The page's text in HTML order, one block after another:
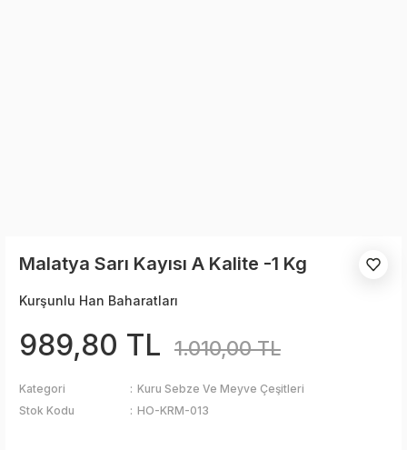
Malatya Sarı Kayısı A Kalite -1 Kg
Kurşunlu Han Baharatları
989,80 TL 1.010,00 TL
Kategori
Kuru Sebze Ve Meyve Çeşitleri
Stok Kodu
HO-KRM-013